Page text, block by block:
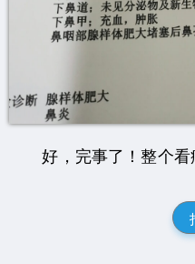
好，完事了！整个看